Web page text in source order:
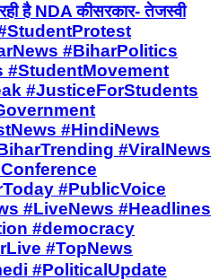
है NDA कीसरकार- तेजस्वी
#BiharPolitics
#StudentMovement
#JusticeForStudents
#HindiNews
#ViralNews
#PublicVoice
#LiveNews #Headlines
#democracy
#TopNews
#PoliticalUpdate